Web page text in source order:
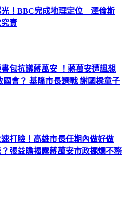
光！BBC完成地理定位 澤倫斯
責
包抗議蔣萬安 ！蔣萬安遭諷想
會？ 基隆市長選戰 謝國樑童子
打臉！高雄市長任期內做好做
張益贍揭露蔣萬安市政擺爛不務